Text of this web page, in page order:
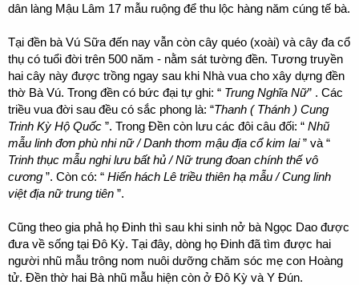
dân làng Mậu Lâm 17 mẫu ruộng để thu lộc hàng năm cúng tế bà.
Tại đền bà Vú Sữa đến nay vẫn còn cây quéo (xoài) và cây đa cổ
thụ có tuổi đời trên 500 năm - nằm sát tường đền. Tương truyền
hai cây này được trồng ngay sau khi Nhà vua cho xây dựng đền
thờ Bà Vú. Trong đền có bức đại tự ghi: “ Trung Nghĩa Nữ” . Các
triều vua đời sau đều có sắc phong là: “Thanh ( Thánh ) Cung
Trinh Kỳ Hộ Quốc ”. Trong Đền còn lưu các đôi câu đối: “ Nhũ
mẫu linh đơn phù nhi nữ / Danh thơm mậu địa cổ kim lai” và “
Trinh thục mẫu nghi lưu bất hủ / Nữ trung đoan chính thế vô
cương ”. Còn có: “ Hiển hách Lê triều thiên hạ mẫu / Cung linh
việt địa nữ trung tiên ”.
Cũng theo gia phả họ Đinh thì sau khi sinh nở bà Ngọc Dao được
đưa về sống tại Đô Kỳ. Tại đây, dòng họ Đinh đã tìm được hai
người nhũ mẫu trông nom nuôi dưỡng chăm sóc mẹ con Hoàng
tử. Đền thờ hai Bà nhũ mẫu hiện còn ở Đô Kỳ và Y Đún.